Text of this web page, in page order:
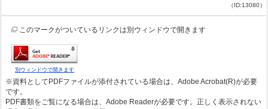
（ID:13080）
このマークがついているリンクは別ウィンドウで開きます
別ウィンドウで開きます
※資料としてPDFファイルが添付されている場合は、Adobe Acrobat(R)が必要
です。
PDF書類をご覧になる場合は、Adobe Readerが必要です。正しく表示されない